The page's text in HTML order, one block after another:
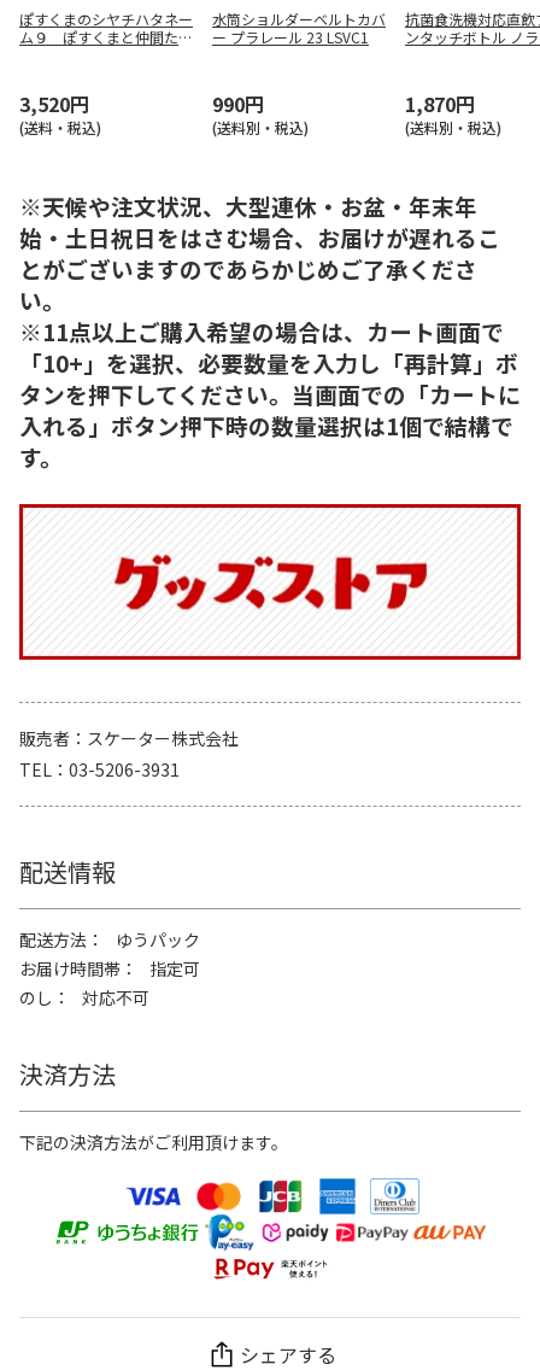
ぽすくまのシヤチハタネー
ム９ ぽすくまと仲間たち
3,520円
(送料・税込)
水筒ショルダーベルトカバ
ー プラレール 23 LSVC1
990円
(送料別・税込)
抗菌食洗機対応直飲
ンタッチボトル ノ
1,870円
(送料別・税込)
※天候や注文状況、大型連休・お盆・年末年
始・土日祝日をはさむ場合、お届けが遅れるこ
とがございますのであらかじめご了承くださ
い。
※11点以上ご購入希望の場合は、カート画面で
「10+」を選択、必要数量を入力し「再計算」ボ
タンを押下してください。当画面での「カートに
入れる」ボタン押下時の数量選択は1個で結構で
す。
販売者
スケーター株式会社
TEL
03-5206-3931
配送情報
配送方法
ゆうパック
お届け時間帯
指定可
のし
対応不可
決済方法
下記の決済方法がご利用頂けます。
シェアする